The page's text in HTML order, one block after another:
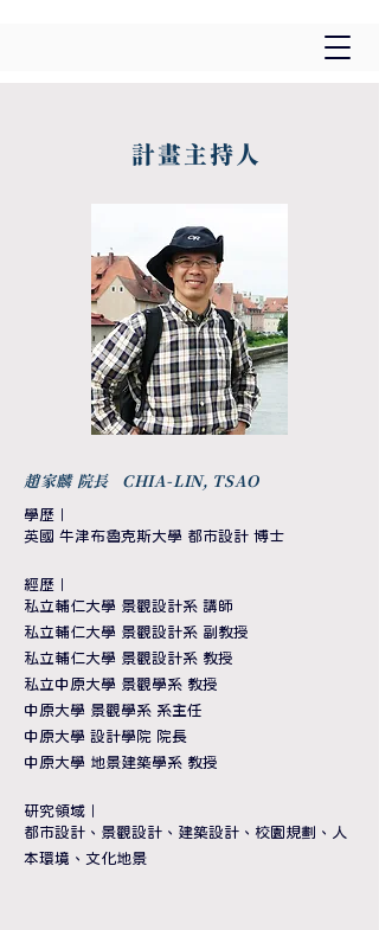
​計畫主持人
趙家麟 院長 CHIA-LIN, TSAO
學歷 ｜
英國 牛津布魯克斯大學 都市設計 博士
經歷 ｜
私立輔仁大學 景觀設計系 講師
私立輔仁大學 景觀設計系 副教授
私立輔仁大學 景觀設計系 教授
私立中原大學 景觀學系 教授
中原大學 景觀學系 系主任
中原大學 設計學院 院長
中原大學 地景建築學系 教授
研究領域 ｜
都市設計、景觀設計、建築設計、校園規劃、人
本環境、文化地景